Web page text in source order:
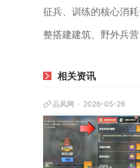
征兵、训练的核心消
整搭建建筑、野外兵
相关资讯
品风网 2026-05-26